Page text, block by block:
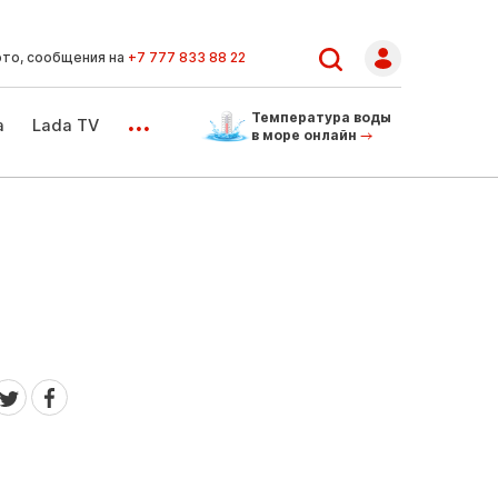
сообщения на +7 777 833 88 22
Lada TV ...
Температура воды
в море онлайн